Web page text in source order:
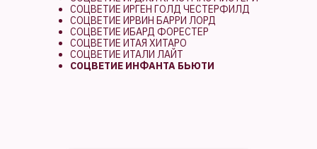
СОЦВЕТИЕ ИРГЕН ГОЛД ЧЕСТЕРФИЛД
СОЦВЕТИЕ ИРВИН БАРРИ ЛОРД
СОЦВЕТИЕ ИБАРД ФОРЕСТЕР
СОЦВЕТИЕ ИТАЯ ХИТАРО
СОЦВЕТИЕ ИТАЛИ ЛАЙТ
СОЦВЕТИЕ ИНФАНТА БЬЮТИ